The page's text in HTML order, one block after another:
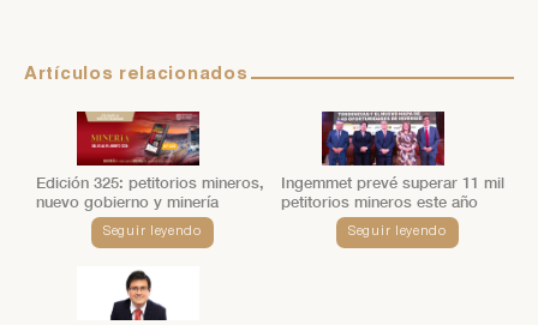
Artículos relacionados
Edición 325: petitorios mineros,
nuevo gobierno y minería
Seguir leyendo
Ingemmet prevé superar 11 mil
petitorios mineros este año
Seguir leyendo